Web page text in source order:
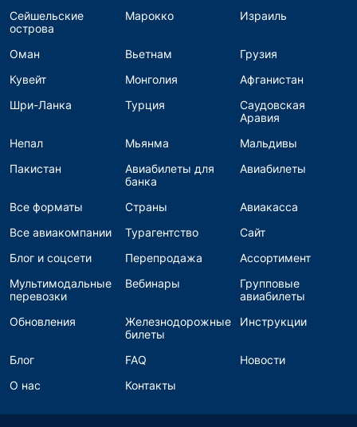
Сейшельские
острова
Марокко Израиль
Оман Вьетнам
Грузия
Кувейт
Монголия
Афганистан
Шри-Ланка
Турция
Саудовская
Аравия
Непал
Мьянма
Мальдивы
Пакистан
Авиабилеты для
банка
Авиабилеты
Все форматы Страны
Авиакасса
Все авиакомпании
Турагентство
Сайт
Блог и соцсети
Перепродажа
Ассортимент
Мультимодальные
перевозки
Вебинары
Групповые
авиабилеты
Обновления
Железнодорожные
билеты
Инструкции
Блог FAQ
Новости
О нас
Контакты